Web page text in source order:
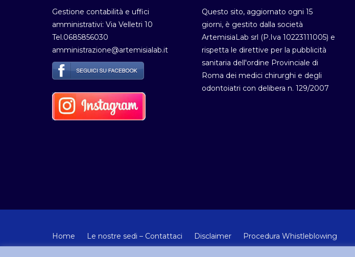
Gestione contabilità e uffici
amministrativi: Via Velletri 10
Tel.0685856030
amministrazione@artemisialab.it
Questo sito, aggiornato ogni 15
giorni, è gestito dalla società
ArtemisiaLab srl (P.Iva 10223111005) e
rispetta le direttive per la pubblicità
sanitaria dell'ordine Provinciale di
Roma dei medici chirurghi e degli
odontoiatri con delibera n. 129/2007
Home Le nostre sedi – Contattaci Disclaimer Procedura Whistleblowing